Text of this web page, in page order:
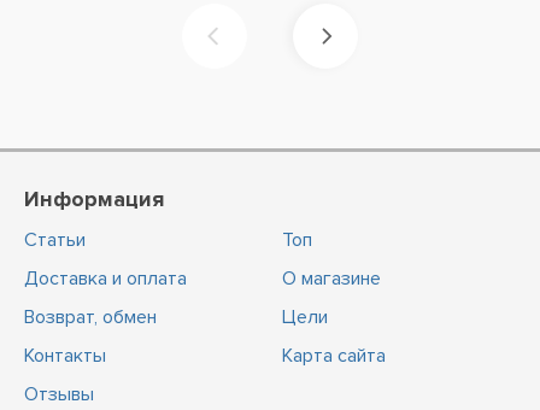
Информация
Статьи
Доставка и оплата
Возврат, обмен
Контакты
Отзывы
Топ
О магазине
Цели
Карта сайта